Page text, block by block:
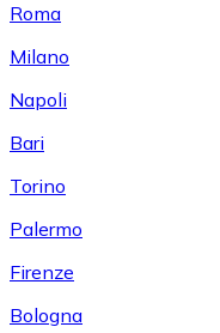
Roma
Milano
Napoli
Bari
Torino
Palermo
Firenze
Bologna